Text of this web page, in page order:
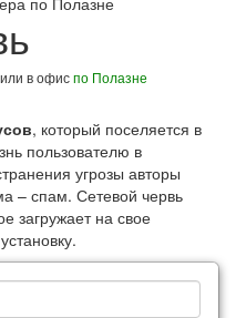
в офиспо Полазне
, который поселяется в
пользователю в
угрозы авторы
– спам. Сетевой червь
загружает на свое